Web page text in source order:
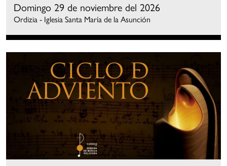
Domingo 29 de noviembre del 2026
Ordizia - Iglesia Santa María de la Asunción